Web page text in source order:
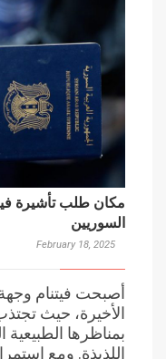
مكان طلب تأشيرة
السوريين
February 18, 2025
أصبحت فيتنام
الأخيرة، حيث
بمناظرها الطبيعية
اللذيذة. ومع